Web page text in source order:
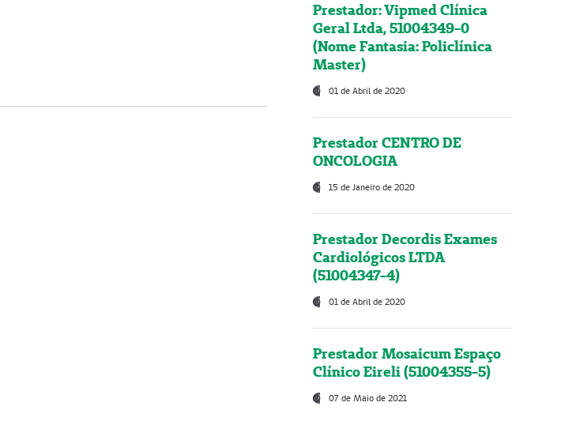
Prestador: Vipmed Clínica
Geral Ltda, 51004349-0
(Nome Fantasia: Policlínica
Master)
01 de Abril de 2020
Prestador CENTRO DE
ONCOLOGIA
15 de Janeiro de 2020
Prestador Decordis Exames
Cardiológicos LTDA
(51004347-4)
01 de Abril de 2020
Prestador Mosaicum Espaço
Clínico Eireli (51004355-5)
07 de Maio de 2021